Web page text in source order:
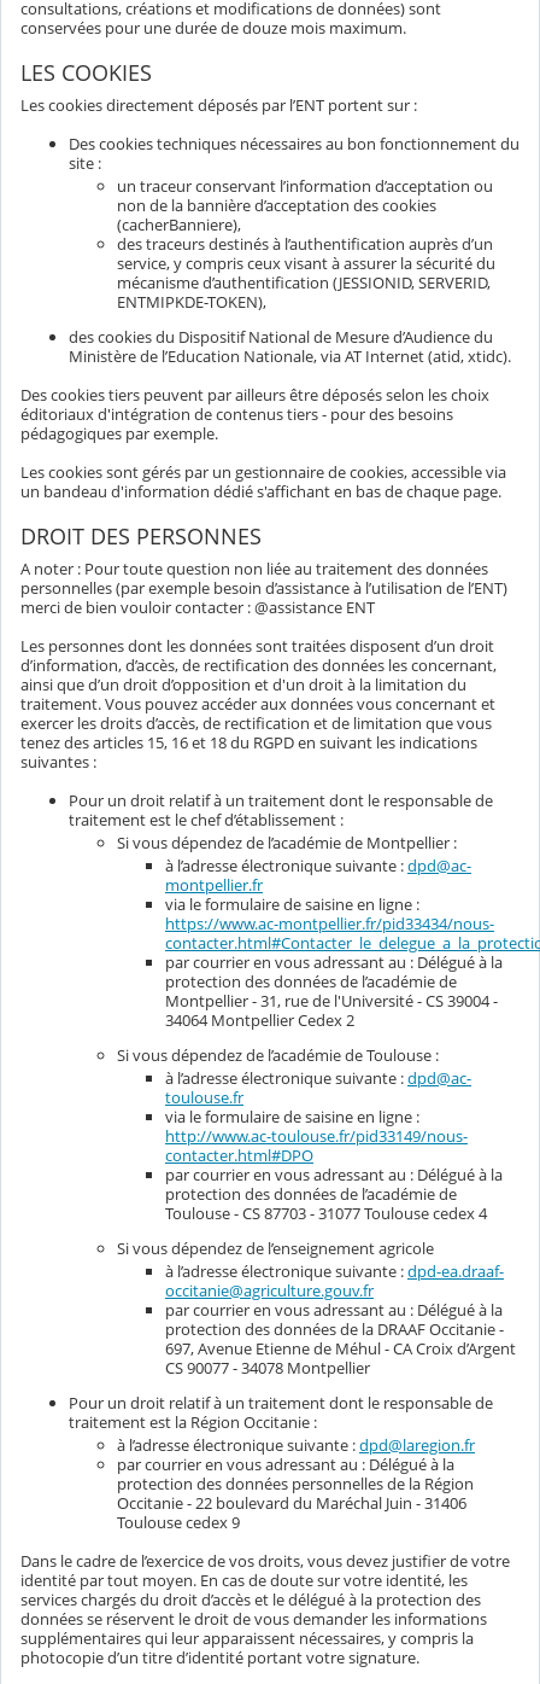
consultations, créations et modifications de données) sont
conservées pour une durée de douze mois maximum.
LES COOKIES
Les cookies directement déposés par l’ENT portent sur :
Des cookies techniques nécessaires au bon fonctionnement du
site :
un traceur conservant l’information d’acceptation ou
non de la bannière d’acceptation des cookies
(cacherBanniere),
des traceurs destinés à l’authentification auprès d’un
service, y compris ceux visant à assurer la sécurité du
mécanisme d’authentification (JESSIONID, SERVERID,
ENTMIPKDE-TOKEN),
des cookies du Dispositif National de Mesure d’Audience du
Ministère de l’Education Nationale, via AT Internet (atid, xtidc).
Des cookies tiers peuvent par ailleurs être déposés selon les choix
éditoriaux d'intégration de contenus tiers - pour des besoins
pédagogiques par exemple.
Les cookies sont gérés par un gestionnaire de cookies, accessible via
un bandeau d'information dédié s'affichant en bas de chaque page.
DROIT DES PERSONNES
A noter : Pour toute question non liée au traitement des données
personnelles (par exemple besoin d’assistance à l’utilisation de l’ENT)
merci de bien vouloir contacter : @assistance ENT
Les personnes dont les données sont traitées disposent d’un droit
d’information, d’accès, de rectification des données les concernant,
ainsi que d’un droit d’opposition et d'un droit à la limitation du
traitement. Vous pouvez accéder aux données vous concernant et
exercer les droits d’accès, de rectification et de limitation que vous
tenez des articles 15, 16 et 18 du RGPD en suivant les indications
suivantes :
Pour un droit relatif à un traitement dont le responsable de
traitement est le chef d’établissement :
Si vous dépendez de l’académie de Montpellier :
à l’adresse électronique suivante :dpd@ac-
montpellier.fr
via le formulaire de saisine en ligne :
https://www.ac-montpellier.fr/pid33434/nous-
par courrier en vous adressant au : Délégué à la
protection des données de l’académie de
Montpellier - 31, rue de l'Université - CS 39004 -
34064 Montpellier Cedex 2
Si vous dépendez de l’académie de Toulouse :
à l’adresse électronique suivante :dpd@ac-
toulouse.fr
via le formulaire de saisine en ligne :
http://www.ac-toulouse.fr/pid33149/nous-
contacter.html#DPO
par courrier en vous adressant au : Délégué à la
protection des données de l’académie de
Toulouse - CS 87703 - 31077 Toulouse cedex 4
Si vous dépendez de l’enseignement agricole
à l’adresse électronique suivante :dpd-ea.draaf-
occitanie@agriculture.gouv.fr
par courrier en vous adressant au : Délégué à la
protection des données de la DRAAF Occitanie -
697, Avenue Etienne de Méhul - CA Croix d’Argent
CS 90077 - 34078 Montpellier
Pour un droit relatif à un traitement dont le responsable de
traitement est la Région Occitanie :
à l’adresse électronique suivante :dpd@laregion.fr
par courrier en vous adressant au : Délégué à la
protection des données personnelles de la Région
Occitanie - 22 boulevard du Maréchal Juin - 31406
Toulouse cedex 9
Dans le cadre de l’exercice de vos droits, vous devez justifier de votre
identité par tout moyen. En cas de doute sur votre identité, les
services chargés du droit d’accès et le délégué à la protection des
données se réservent le droit de vous demander les informations
supplémentaires qui leur apparaissent nécessaires, y compris la
photocopie d’un titre d’identité portant votre signature.